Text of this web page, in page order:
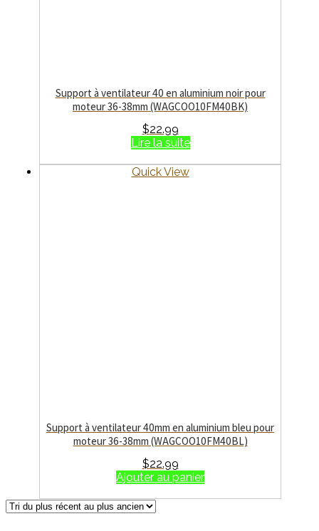
Support à ventilateur 40 en aluminium noir pour
moteur 36-38mm (WAGCOO10FM40BK)
$22.99
Lire la suite
Quick View
Support à ventilateur 40mm en aluminium bleu pour
moteur 36-38mm (WAGCOO10FM40BL)
$22.99
Ajouter au panier